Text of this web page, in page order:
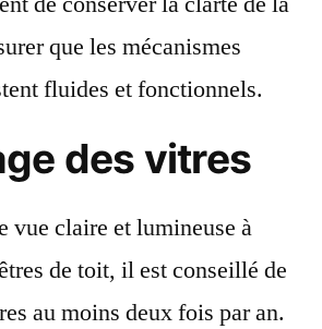
que les mécanismes
fluides et fonctionnels.
des vitres
vue claire et lumineuse à
de toit, il est conseillé de
au moins deux fois par an.